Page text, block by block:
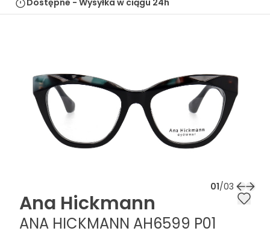
Dostępne - Wysyłka w ciągu 24h
01/03
Ana Hickmann
ANA HICKMANN AH6599 P01